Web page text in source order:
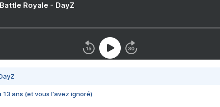
Royale - DayZ
13 ans (et vous l'avez ignoré)